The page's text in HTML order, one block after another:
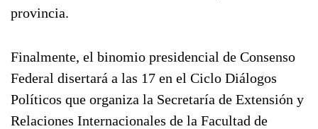
provincia.
Finalmente, el binomio presidencial de Consenso
Federal disertará a las 17 en el Ciclo Diálogos
Políticos que organiza la Secretaría de Extensión y
Relaciones Internacionales de la Facultad de